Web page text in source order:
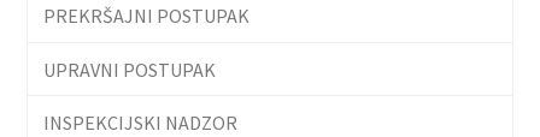
PREKRŠAJNI POSTUPAK
UPRAVNI POSTUPAK
INSPEKCIJSKI NADZOR